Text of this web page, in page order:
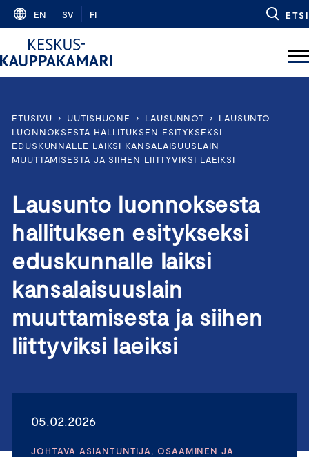
Skip
content
EN SV FI ETSI
ETUSIVU › UUTISHUONE › LAUSUNNOT ›
LAUSUNTO
LUONNOKSESTA HALLITUKSEN ESITYKSEKSI
EDUSKUNNALLE LAIKSI KANSALAISUUSLAIN
MUUTTAMISESTA JA SIIHEN LIITTYVIKSI LAEIKSI
Lausunto luonnoksesta
hallituksen esitykseksi
eduskunnalle laiksi
kansalaisuuslain
muuttamisesta ja siihen
liittyviksi laeiksi
05.02.2026
JOHTAVA ASIANTUNTIJA, OSAAMINEN JA